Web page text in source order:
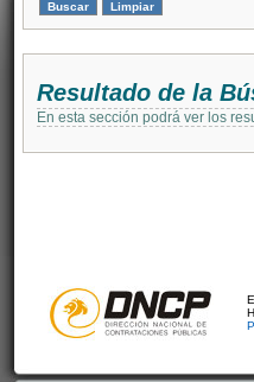
Resultado de la
En esta sección podrá ver los